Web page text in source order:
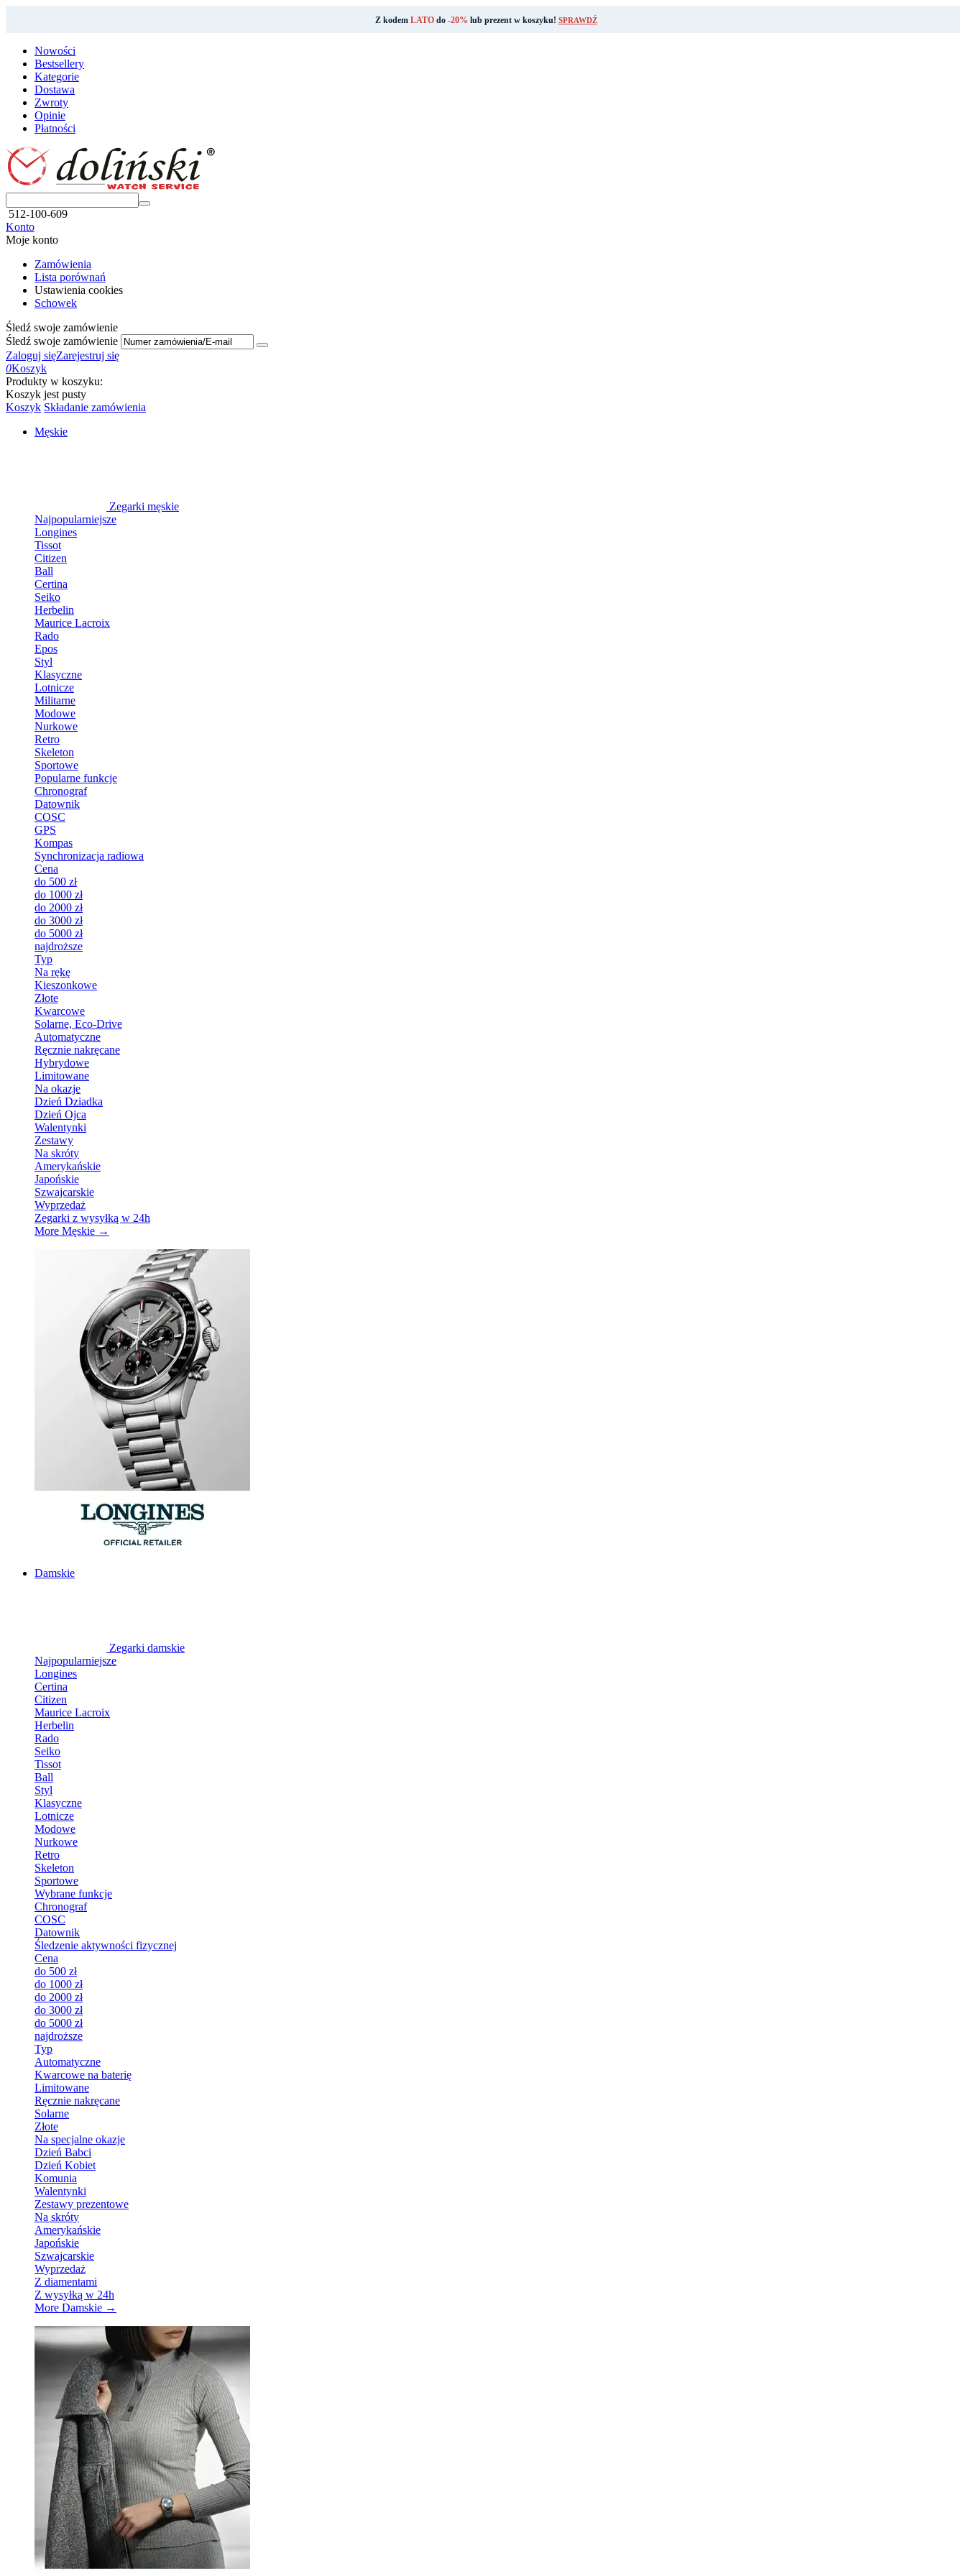
Z kodem LATOdo -20% lub prezent w koszyku! SPRAWDŹ
Nowości
Bestsellery
Kategorie
Dostawa
Zwroty
Opinie
Płatności
512-100-609
Konto
Moje konto
Zamówienia
Lista porównań
Ustawienia cookies
Schowek
Śledź swoje zamówienie
Śledź swoje zamówienie
Zaloguj sięZarejestruj się
0Koszyk
Produkty w koszyku:
Koszyk jest pusty
Koszyk Składanie zamówienia
Męskie
Zegarki męskie
Najpopularniejsze
Longines
Tissot
Citizen
Ball
Certina
Seiko
Herbelin
Maurice Lacroix
Rado
Epos
Styl
Klasyczne
Lotnicze
Militarne
Modowe
Nurkowe
Retro
Skeleton
Sportowe
Popularne funkcje
Chronograf
Datownik
COSC
GPS
Kompas
Synchronizacja radiowa
Cena
do 500 zł
do 1000 zł
do 2000 zł
do 3000 zł
do 5000 zł
najdroższe
Typ
Na rękę
Kieszonkowe
Złote
Kwarcowe
Solarne, Eco-Drive
Automatyczne
Ręcznie nakręcane
Hybrydowe
Limitowane
Na okazje
Dzień Dziadka
Dzień Ojca
Walentynki
Zestawy
Na skróty
Amerykańskie
Japońskie
Szwajcarskie
Wyprzedaż
Zegarki z wysyłką w 24h
More Męskie →
Damskie
Zegarki damskie
Najpopularniejsze
Longines
Certina
Citizen
Maurice Lacroix
Herbelin
Rado
Seiko
Tissot
Ball
Styl
Klasyczne
Lotnicze
Modowe
Nurkowe
Retro
Skeleton
Sportowe
Wybrane funkcje
Chronograf
COSC
Datownik
Śledzenie aktywności fizycznej
Cena
do 500 zł
do 1000 zł
do 2000 zł
do 3000 zł
do 5000 zł
najdroższe
Typ
Automatyczne
Kwarcowe na baterię
Limitowane
Ręcznie nakręcane
Solarne
Złote
Na specjalne okazje
Dzień Babci
Dzień Kobiet
Komunia
Walentynki
Zestawy prezentowe
Na skróty
Amerykańskie
Japońskie
Szwajcarskie
Wyprzedaż
Z diamentami
Z wysyłką w 24h
More Damskie →